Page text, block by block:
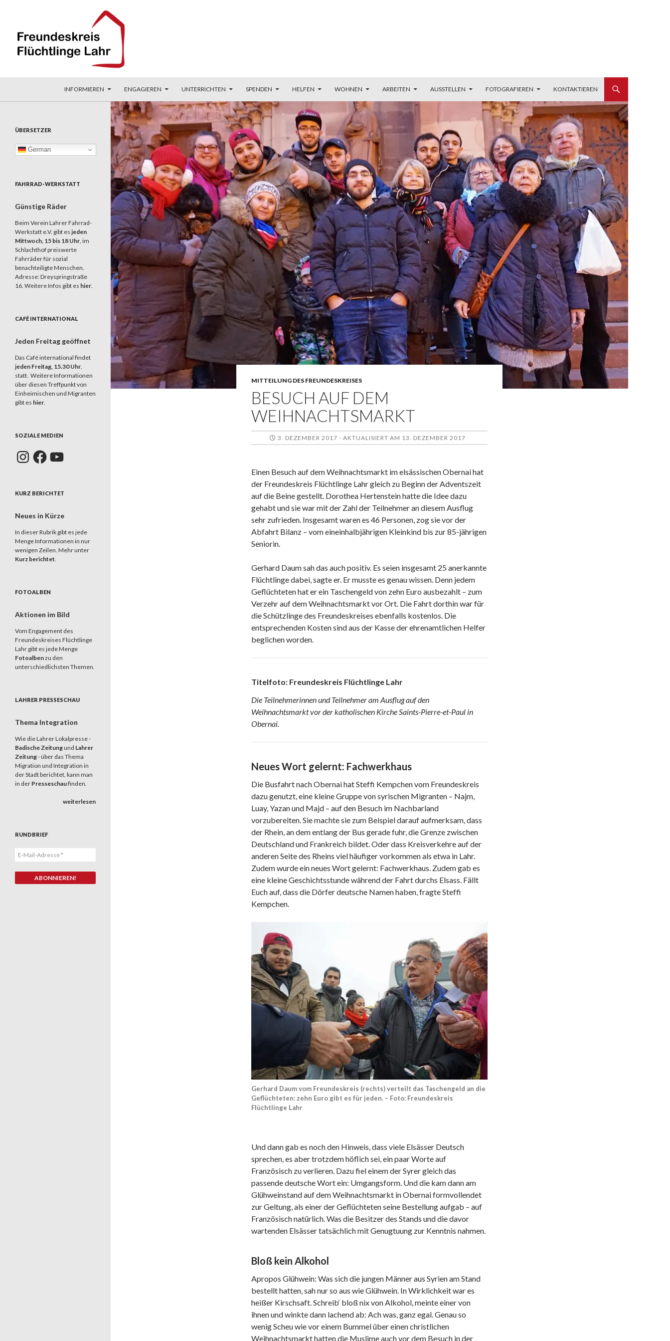
Freundeskreis Flüchtlinge Lahr
INFORMIEREN ENGAGIEREN UNTERRICHTEN SPENDEN HELFEN WOHNEN ARBEITEN AUSSTELLEN FOTOGRAFIEREN KONTAKTIEREN
MITTEILUNG DES FREUNDESKREISES
BESUCH AUF DEM
WEIHNACHTSMARKT
3. DEZEMBER 2017 - AKTUALISIERT AM 13. DEZEMBER 2017
Einen Besuch auf dem Weihnachtsmarkt im elsässischen Obernai hat
der Freundeskreis Flüchtlinge Lahr gleich zu Beginn der Adventszeit
auf die Beine gestellt. Dorothea Hertenstein hatte die Idee dazu
gehabt und sie war mit der Zahl der Teilnehmer an diesem Ausflug
sehr zufrieden. Insgesamt waren es 46 Personen, zog sie vor der
Abfahrt Bilanz – vom eineinhalbjährigen Kleinkind bis zur 85-jährigen
Seniorin.
Gerhard Daum sah das auch positiv. Es seien insgesamt 25 anerkannte
Flüchtlinge dabei, sagte er. Er musste es genau wissen. Denn jedem
Geflüchteten hat er ein Taschengeld von zehn Euro ausbezahlt – zum
Verzehr auf dem Weihnachtsmarkt vor Ort. Die Fahrt dorthin war für
die Schützlinge des Freundeskreises ebenfalls kostenlos. Die
entsprechenden Kosten sind aus der Kasse der ehrenamtlichen Helfer
beglichen worden.
Titelfoto: Freundeskreis Flüchtlinge Lahr
Die Teilnehmerinnen und Teilnehmer am Ausflug auf den
Weihnachtsmarkt vor der katholischen Kirche Saints-Pierre-et-Paul in
Obernai.
Neues Wort gelernt: Fachwerkhaus
Die Busfahrt nach Obernai hat Steffi Kempchen vom Freundeskreis
dazu genutzt, eine kleine Gruppe von syrischen Migranten – Najm,
Luay, Yazan und Majd – auf den Besuch im Nachbarland
vorzubereiten. Sie machte sie zum Beispiel darauf aufmerksam, dass
der Rhein, an dem entlang der Bus gerade fuhr, die Grenze zwischen
Deutschland und Frankreich bildet. Oder dass Kreisverkehre auf der
anderen Seite des Rheins viel häufiger vorkommen als etwa in Lahr.
Zudem wurde ein neues Wort gelernt: Fachwerkhaus. Zudem gab es
eine kleine Geschichtsstunde während der Fahrt durchs Elsass. Fällt
Euch auf, dass die Dörfer deutsche Namen haben, fragte Steffi
Kempchen.
Gerhard Daum vom Freundeskreis (rechts) verteilt das Taschengeld an die
Geflüchteten: zehn Euro gibt es für jeden. – Foto: Freundeskreis
Flüchtlinge Lahr
Und dann gab es noch den Hinweis, dass viele Elsässer Deutsch
sprechen, es aber trotzdem höflich sei, ein paar Worte auf
Französisch zu verlieren. Dazu fiel einem der Syrer gleich das
passende deutsche Wort ein: Umgangsform. Und die kam dann am
Glühweinstand auf dem Weihnachtsmarkt in Obernai formvollendet
zur Geltung, als einer der Geflüchteten seine Bestellung aufgab – auf
Französisch natürlich. Was die Besitzer des Stands und die davor
wartenden Elsässer tatsächlich mit Genugtuung zur Kenntnis nahmen.
Bloß kein Alkohol
Apropos Glühwein: Was sich die jungen Männer aus Syrien am Stand
bestellt hatten, sah nur so aus wie Glühwein. In Wirklichkeit war es
heißer Kirschsaft. Schreib‘ bloß nix von Alkohol, meinte einer von
ihnen und winkte dann lachend ab: Ach was, ganz egal. Genau so
wenig Scheu wie vor einem Bummel über einen christlichen
Weihnachtsmarkt hatten die Muslime auch vor dem Besuch in der
ÜBERSETZER
German
FAHRRAD-WERKSTATT
Günstige Räder
Beim Verein Lahrer Fahrrad-
Werkstatt e.V. gibt es jeden
Mittwoch, 15 bis 18 Uhr, im
Schlachthof preiswerte
Fahrräder für sozial
benachteiligte Menschen.
Adresse: Dreyspringstraße
16. Weitere Infos gibt es hier.
CAFÉ INTERNATIONAL
Jeden Freitag geöffnet
Das Café international findet
jeden Freitag, 15.30 Uhr,
statt. Weitere Informationen
über diesen Treffpunkt von
Einheimischen und Migranten
gibt es hier.
SOZIALE MEDIEN
InstagramFacebookYouTube
KURZ BERICHTET
Neues in Kürze
In dieser Rubrik gibt es jede
Menge Informationen in nur
wenigen Zeilen. Mehr unter
Kurz berichtet.
FOTOALBEN
Aktionen im Bild
Vom Engagement des
Freundeskreises Flüchtlinge
Lahr gibt es jede Menge
Fotoalbenzu den
unterschiedlichsten Themen.
LAHRER PRESSESCHAU
Thema Integration
Wie die Lahrer Lokalpresse -
Badische Zeitungund Lahrer
Zeitung- über das Thema
Migration und Integration in
der Stadt berichtet, kann man
in der Presseschaufinden.
weiterlesen
RUNDBRIEF